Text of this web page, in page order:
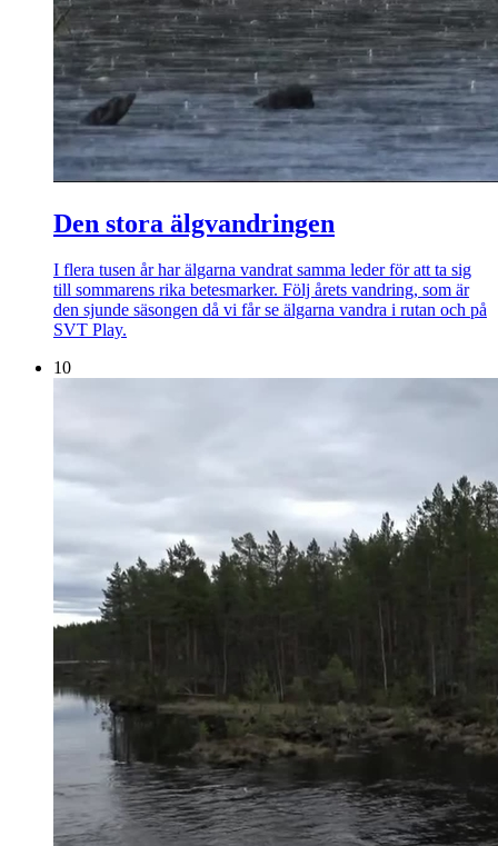
Den stora älgvandringen
I flera tusen år har älgarna vandrat samma leder för att ta sig
till sommarens rika betesmarker. Följ årets vandring, som är
den sjunde säsongen då vi får se älgarna vandra i rutan och på
SVT Play.
10